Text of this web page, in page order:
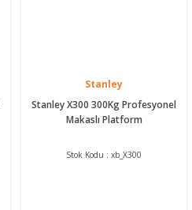
Stanley
Stanley X300 300Kg Profesyonel
Makaslı Platform
Stok Kodu : xb_X300